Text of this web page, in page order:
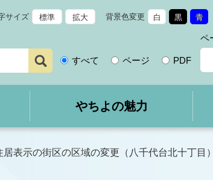
サイズ 標準 拡大 背景色変更 白 黒 青
すべて ページ PDF
ペ
やちよの魅力
居表示の街区の区域の変更（八千代台北十丁目）